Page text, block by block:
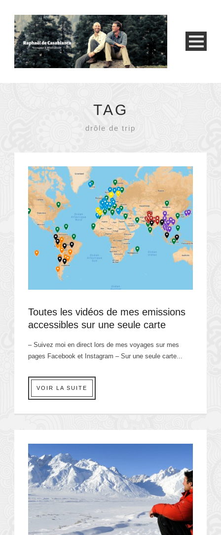
TAG
drôle de trip
Toutes les vidéos de mes emissions
accessibles sur une seule carte
– Suivez moi en direct lors de mes voyages sur mes
pages Facebook et Instagram – Sur une seule carte...
VOIR LA SUITE